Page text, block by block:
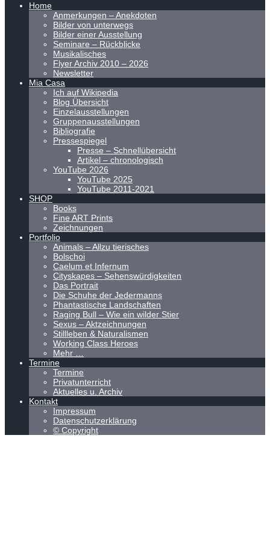
Home
Anmerkungen – Anekdoten
Bilder von unterwegs
Bilder einer Ausstellung
Seminare – Rückblicke
Musikalisches
Flyer Archiv 2010 – 2026
Newsletter
Mia Casa
Ich auf Wikipedia
Blog Übersicht
Einzelausstellungen
Gruppenausstellungen
Bibliografie
Pressespiegel
Presse – Schnellübersicht
Artikel – chronologisch
YouTube 2026
YouTube 2025
YouTube 2011-2021
SHOP
Books
Fine ART Prints
Zeichnungen
Portfolio
Animals – Allzu tierisches
Bolschoi
Caelum et Infernum
Cityskapes – Sehenswürdigkeiten
Das Portrait
Die Schuhe der Jedermanns
Phantastische Landschaften
Raging Bull – Wie ein wilder Stier
Sexus – Aktzeichnungen
Stillleben & Naturalismen
Working Class Heroes
Mehr …
Termine
Termine
Privatunterricht
Aktuelles u. Archiv
Kontakt
Impressum
Datenschutzerklärung
© Copyright